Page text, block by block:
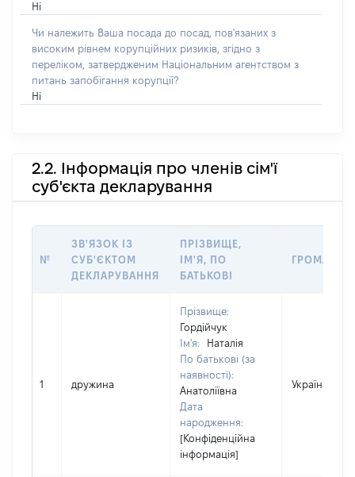
Ні
Чи належить Ваша посада до посад, пов'язаних з
високим рівнем корупційних ризиків, згідно з
переліком, затвердженим Національним агентством з
питань запобігання корупції?
Ні
2.2. Інформація про членів сім'ї
суб'єкта декларування
№
ЗВ'ЯЗОК ІЗ
СУБ'ЄКТОМ
ДЕКЛАРУВАННЯ
ПРІЗВИЩЕ,
ІМ'Я, ПО
БАТЬКОВІ
1 дружина
Прізвище:
Гордійчук
Ім'я:
Наталія
По батькові (за
наявності):
Анатоліївна
Дата
народження:
[Конфіденційна
інформація]
Україна